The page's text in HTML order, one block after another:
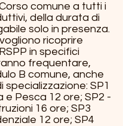
comune a tutti i
della durata di
solo in presenza.
ricoprire
in specifici
frequentare,
B comune, anche
specializzazione: SP1
e Pesca 12 ore; SP2 -
16 ore; SP3
12 ore; SP4